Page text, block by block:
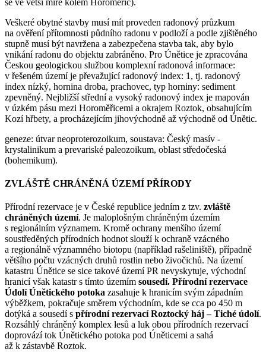
Veškeré obytné stavby musí mít proveden radonový průzkum
na ověření přítomnosti půdního radonu v podloží a podle zjištěného
stupně musí být navržena a zabezpečena stavba tak, aby bylo
vnikání radonu do objektu zabráněno. Pro Únětice je zpracována
Českou geologickou službou komplexní radonová informace:
v řešeném území je převažující radonový index: 1, tj. radonový
index nízký, hornina droba, prachovec, typ horniny: sediment
zpevněný. Nejbližší střední a vysoký radonový index je mapován
v úzkém pásu mezi Horoměřicemi a okrajem Roztok, obsahujícím
Kozí hřbety, a procházejícím jihovýchodně až východně od Únětic.
geneze: útvar neoproterozoikum, soustava: Český masív -
krystalinikum a prevariské paleozoikum, oblast středočeská
(bohemikum).
ZVLÁŠTĚ CHRÁNĚNÁ ÚZEMÍ PŘÍRODY
Přírodní rezervace je v České republice jedním z tzv. zvláště
chráněných území. Je maloplošným chráněným územím
s regionálním významem. Kromě ochrany menšího území
soustředěných přírodních hodnot slouží k ochraně vzácného
a regionálně významného biotopu (například rašeliniště), případně
většího počtu vzácných druhů rostlin nebo živočichů. Na území
katastru Únětice se sice takové území PR nevyskytuje, východní
hranicí však katastr s tímto územím sousedí. Přírodní rezervace
Údolí Únětického potoka zasahuje k hranicím svým západním
výběžkem, pokračuje směrem východním, kde se cca po 450 m
dotýká a sousedí s přírodní rezervací Roztocký háj – Tiché údolí.
Rozsáhlý chráněný komplex lesů a luk obou přírodních rezervací
doprovází tok Únětického potoka pod Úněticemi a sahá
až k zástavbě Roztok.